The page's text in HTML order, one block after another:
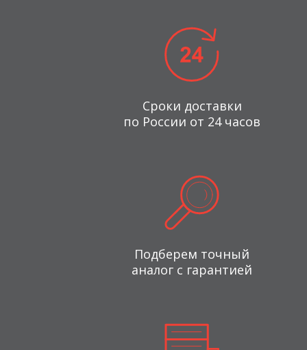
Сроки доставки
по России от 24 часов
Подберем точный
аналог с гарантией